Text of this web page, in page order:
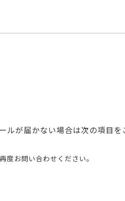
が届かない場合は次の項目を
お問い合わせください。